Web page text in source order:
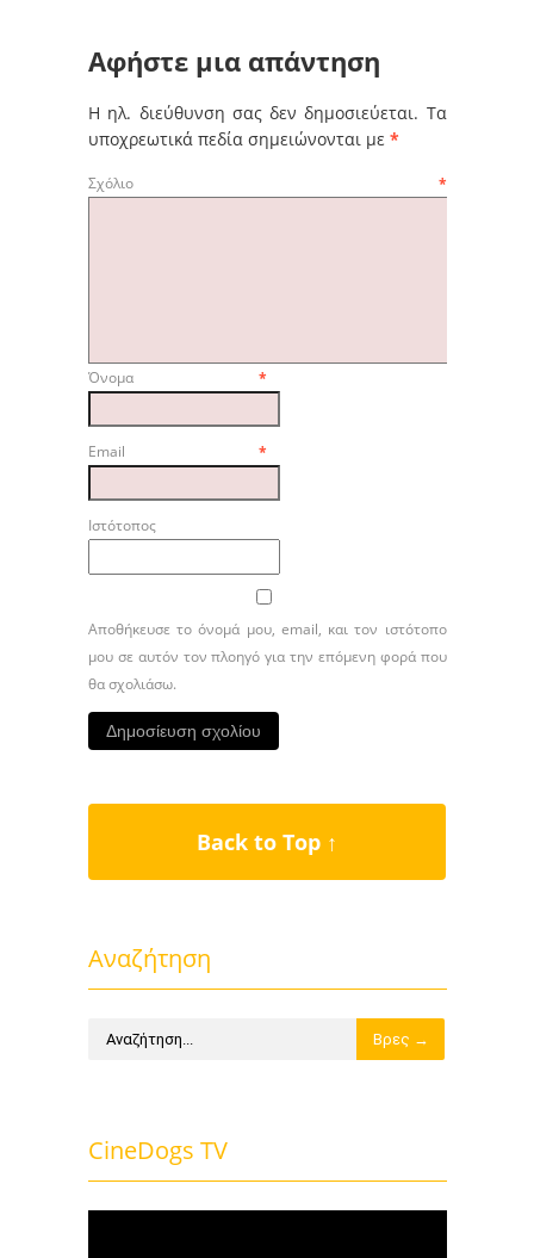
Αφήστε μια απάντηση
Η ηλ. διεύθυνση σας δεν δημοσιεύεται. Τα
υποχρεωτικά πεδία σημειώνονται με *
Σχόλιο *
Όνομα*
Email*
Ιστότοπος
Αποθήκευσε το όνομά μου, email, και τον ιστότοπο
μου σε αυτόν τον πλοηγό για την επόμενη φορά που
θα σχολιάσω.
Back to Top ↑
Αναζήτηση
CineDogs TV